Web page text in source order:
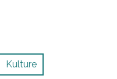
Kulture